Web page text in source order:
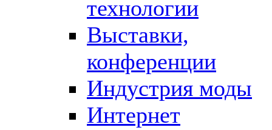
технологии
Выставки,
конференции
Индустрия моды
Интернет